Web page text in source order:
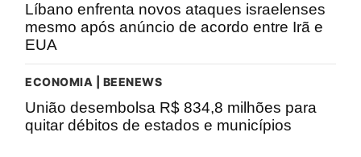
Líbano enfrenta novos ataques israelenses
mesmo após anúncio de acordo entre Irã e
EUA
ECONOMIA | BEENEWS
União desembolsa R$ 834,8 milhões para
quitar débitos de estados e municípios